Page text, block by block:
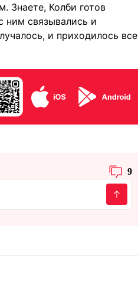
Знаете, Колби готов
ним связывались и
и приходилось все
9